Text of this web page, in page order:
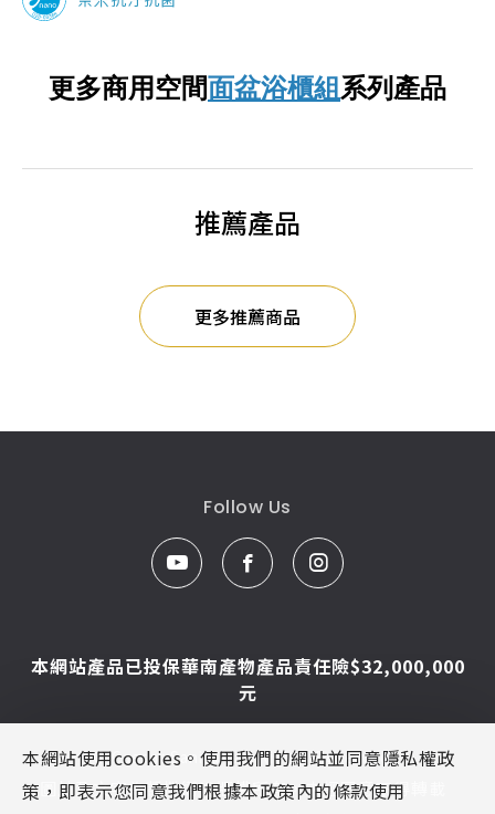
更多商用空間面盆浴櫃組 系列產品
推薦產品
更多推薦商品
Follow Us
本網站產品已投保華南產物產品責任險$32,000,000
元
© Caesar Sanitar. All Rights Reserved.
圖片及文字為凱撒衛浴版權所有，未經同意不得轉載
本網站使用cookies。使用我們的網站並同意隱私權政
策，即表示您同意我們根據本政策內的條款使用